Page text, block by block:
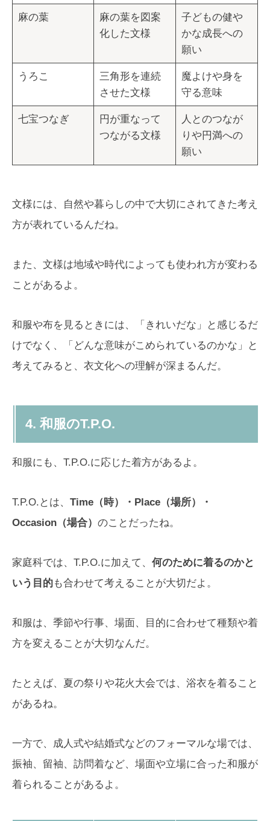
麻の葉
麻の葉を図案
化した文様
子どもの健や
かな成長への
願い
うろこ
三角形を連続
させた文様
魔よけや身を
守る意味
七宝つなぎ
円が重なって
つながる文様
人とのつなが
りや円満への
願い
文様には、自然や暮らしの中で大切にされてきた考え
方が表れているんだね。
また、文様は地域や時代によっても使われ方が変わる
ことがあるよ。
和服や布を見るときには、「きれいだな」と感じるだ
けでなく、「どんな意味がこめられているのかな」と
考えてみると、衣文化への理解が深まるんだ。
4. 和服のT.P.O.
和服にも、T.P.O.に応じた着方があるよ。
T.P.O.とは、 Time（時）・Place（場所）・
Occasion（場合） のことだったね。
家庭科では、T.P.O.に加えて、 何のために着るのかと
いう目的も合わせて考えることが大切だよ。
和服は、季節や行事、場面、目的に合わせて種類や着
方を変えることが大切なんだ。
たとえば、夏の祭りや花火大会では、浴衣を着ること
があるね。
一方で、成人式や結婚式などのフォーマルな場では、
振袖、留袖、訪問着など、場面や立場に合った和服が
着られることがあるよ。